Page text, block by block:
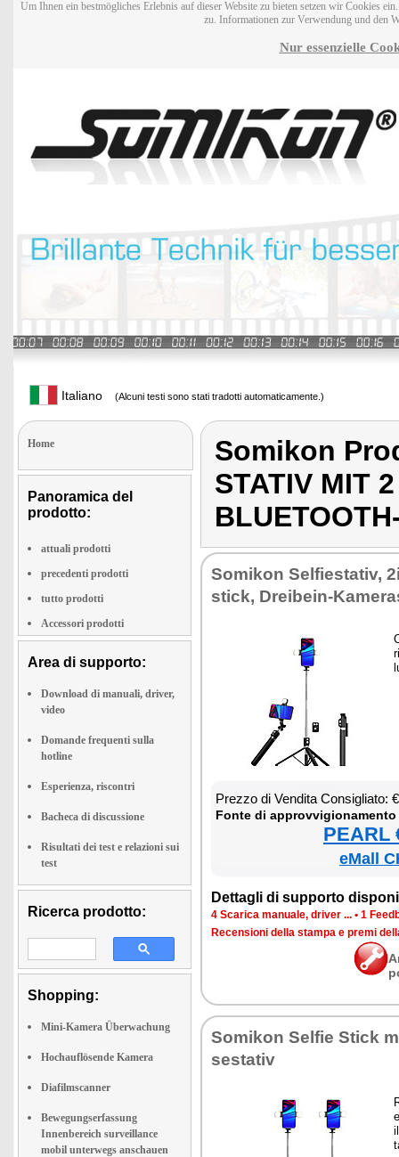
Um Ihnen ein bestmögliches Erlebnis auf dieser Website zu bieten setzen wir Cookies
zu. Informationen zur Verwendung und den
Nur essenzielle
Italiano (Alcuni testi sono stati tradotti automaticamente.)
Home
Panoramica del
prodotto:
attuali prodotti
precedenti prodotti
tutto prodotti
Accessori prodotti
Area di supporto:
Download di manuali, driver,
video
Domande frequenti sulla
hotline
Esperienza, riscontri
Bacheca di discussione
Risultati dei test e relazioni sui
test
Ricerca prodotto:
Shopping:
Mini-Kamera Überwachung
Hochauflösende Kamera
Diafilmscanner
Bewegungserfassung
Innenbereich surveillance
mobil unterwegs anschauen
Somikon
STATIV MIT
So­mi­kon Sel­fie­sta­tiv,
stick, Drei­bein-
Prez­zo di Ven­di­ta Con­si­glia­to:
Fon­te di
PEARL
eMall
Det­ta­gli di sup­por­to
4 Sca­ri­ca ma­nua­le, dri­ver ... • 1
Re­cen­sio­ni del­la stam­pa e pre­mi
So­mi­kon Sel­fie Stick
se­sta­tiv